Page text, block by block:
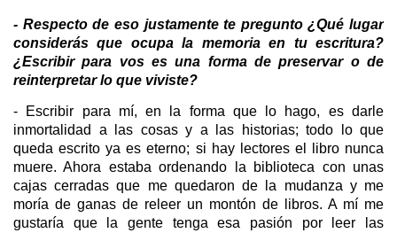
- Respecto de eso justamente te pregunto ¿Qué lugar
considerás que ocupa la memoria en tu escritura?
¿Escribir para vos es una forma de preservar o de
reinterpretar lo que viviste?
- Escribir para mí, en la forma que lo hago, es darle
inmortalidad a las cosas y a las historias; todo lo que
queda escrito ya es eterno; si hay lectores el libro nunca
muere. Ahora estaba ordenando la biblioteca con unas
cajas cerradas que me quedaron de la mudanza y me
moría de ganas de releer un montón de libros. A mí me
gustaría que la gente tenga esa pasión por leer las